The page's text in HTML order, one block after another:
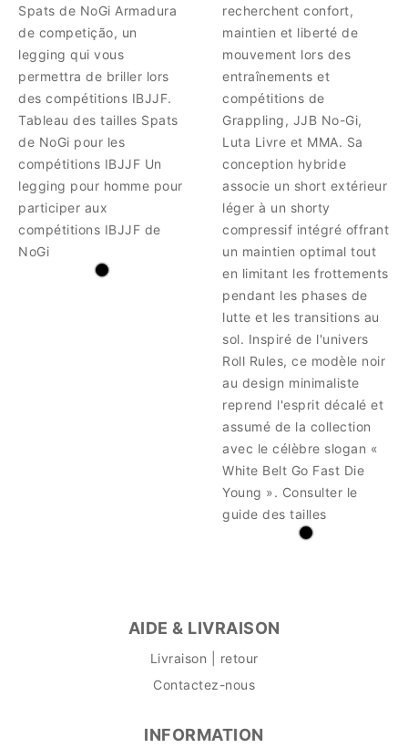
Spats de NoGi Armadura
de competição, un
legging qui vous
permettra de briller lors
des compétitions IBJJF.
Tableau des tailles Spats
de NoGi pour les
compétitions IBJJF Un
legging pour homme pour
participer aux
compétitions IBJJF de
NoGi
recherchent confort,
maintien et liberté de
mouvement lors des
entraînements et
compétitions de
Grappling, JJB No-Gi,
Luta Livre et MMA. Sa
conception hybride
associe un short extérieur
léger à un shorty
compressif intégré offrant
un maintien optimal tout
en limitant les frottements
pendant les phases de
lutte et les transitions au
sol. Inspiré de l'univers
Roll Rules, ce modèle noir
au design minimaliste
reprend l'esprit décalé et
assumé de la collection
avec le célèbre slogan «
White Belt Go Fast Die
Young ». Consulter le
guide des tailles
AIDE & LIVRAISON
Livraison | retour
Contactez-nous
INFORMATION